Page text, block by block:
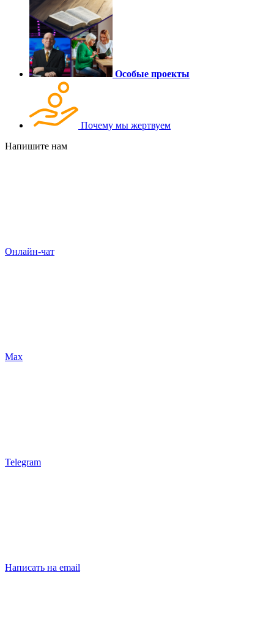
Особые проекты
Почему мы жертвуем
Напишите нам
Онлайн-чат
Max
Telegram
Написать на email